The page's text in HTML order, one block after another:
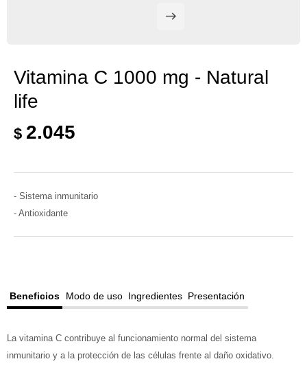
Vitamina C 1000 mg - Natural
life
$ 2.045
- Sistema inmunitario
- Antioxidante
Beneficios Modo de uso Ingredientes Presentación
La vitamina C contribuye al funcionamiento normal del sistema
inmunitario y a la protección de las células frente al daño oxidativo.